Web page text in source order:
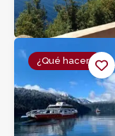
¿Qué hacer?